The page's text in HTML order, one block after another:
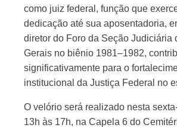
como juiz federal, função que
dedicação até sua aposentadoria,
diretor do Foro da Seção Judiciária
Gerais no biênio 1981–1982,
significativamente para o
institucional da Justiça Federal no
O velório será realizado nesta
13h às 17h, na Capela 6 do